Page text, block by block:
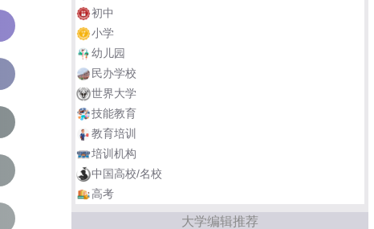
华南师范大学
05 华南农业大学
南方医科大学
珠海科技学院
初中
小学
幼儿园
民办学校
世界大学
技能教育
教育培训
培训机构
中国高校/名校
高考
大学编辑推荐